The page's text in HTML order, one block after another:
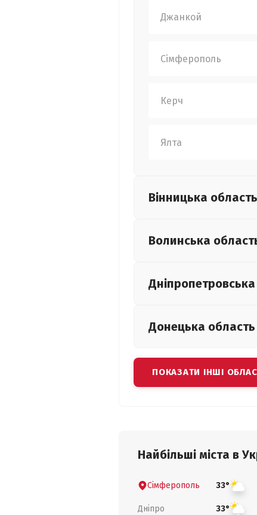
Джанкой
Сімферополь
Керч
Ялта
Вінницька область
Волинська
Дніпропетровська
Донецька область
ПОКАЗАТИ ІНШІ
Найбільші міста в
Сімферополь 33°
Дніпро 33°